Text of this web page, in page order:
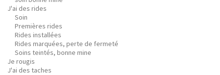
J'ai des rides
Soin
Premières rides
Rides installées
Rides marquées, perte de fermeté
Soins teintés, bonne mine
Je rougis
J'ai des taches